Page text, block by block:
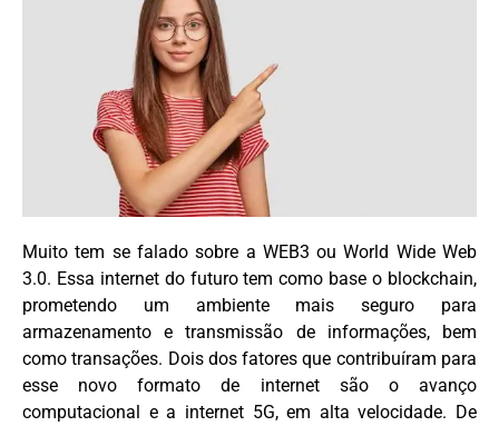
Muito tem se falado sobre a WEB3 ou World Wide Web
3.0. Essa internet do futuro tem como base o blockchain,
prometendo um ambiente mais seguro para
armazenamento e transmissão de informações, bem
como transações. Dois dos fatores que contribuíram para
esse novo formato de internet são o avanço
computacional e a internet 5G, em alta velocidade. De